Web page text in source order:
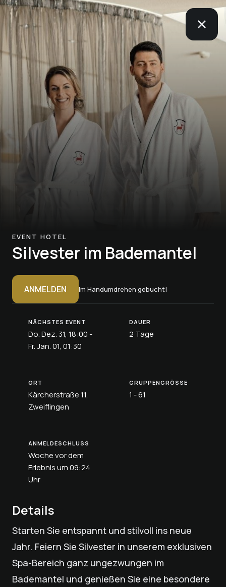
EVENT HOTEL
Silvester im Bademantel
ANMELDEN Im Handumdrehen gebucht!
NÄCHSTES EVENT
Do. Dez. 31, 18:00 -
Fr. Jan. 01, 01:30
DAUER
2 Tage
ORT
Kärcherstraße 11,
Zweiflingen
GRUPPENGRÖSSE
1 - 61
ANMELDESCHLUSS
Woche vor dem
Erlebnis um 09:24
Uhr
Details
Starten Sie entspannt und stilvoll ins neue
Jahr. Feiern Sie Silvester in unserem exklusiven
Spa-Bereich ganz ungezwungen im
Bademantel und genießen Sie eine besondere